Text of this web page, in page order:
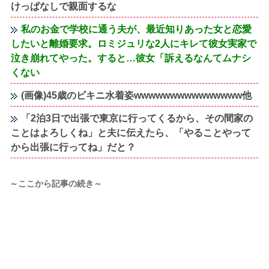
けっぱなしで親面するな
私のお金で学校に通う夫が、最近知りあった女と恋愛
したいと離婚要求。ロミジュリな2人にキレて彼女実家で
泣き崩れてやった。すると…彼女「訴えるなんてムナシ
くない
(画像)45歳のビキニ水着姿wwwwwwwwwwwwwww他
「2泊3日で出張で東京に行ってくるから、その間家の
ことはよろしくね」と夫に伝えたら、「やることやって
から出張に行ってね」だと？
～ここから記事の続き～